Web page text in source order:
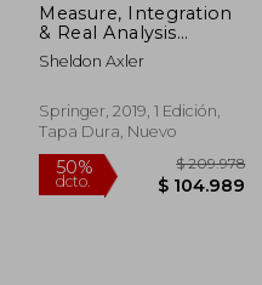
dcto. $ 93.961
Measure, Integration
& Real Analysis
(Graduate Texts in
Mathematics) (en
Sheldon Axler
Springer, 2019, 1 Edición,
Tapa Dura, Nuevo